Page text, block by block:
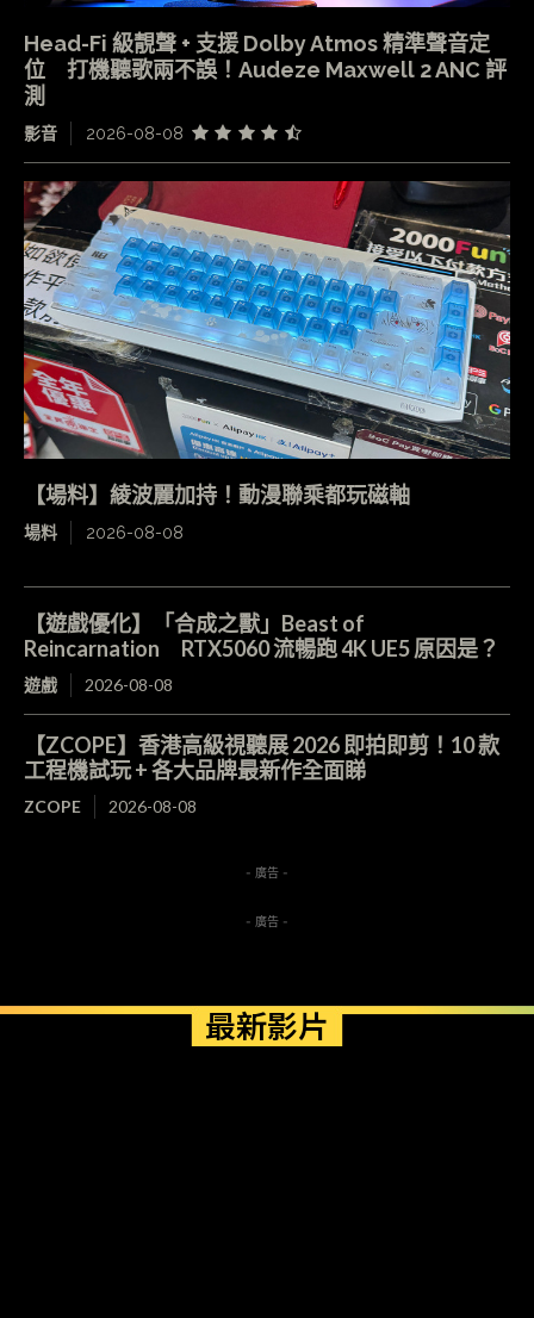
Head-Fi 級靚聲 + 支援 Dolby Atmos 精準聲音定
位 打機聽歌兩不誤！Audeze Maxwell 2 ANC 評
測
影音 2026-08-08
【場料】綾波麗加持！動漫聯乘都玩磁軸
場料 2026-08-08
【遊戲優化】「合成之獸」Beast of
Reincarnation RTX5060 流暢跑 4K UE5 原因是？
遊戲 2026-08-08
【ZCOPE】香港高級視聽展 2026 即拍即剪！10 款
工程機試玩 + 各大品牌最新作全面睇
ZCOPE 2026-08-08
- 廣告 -
- 廣告 -
最新影片